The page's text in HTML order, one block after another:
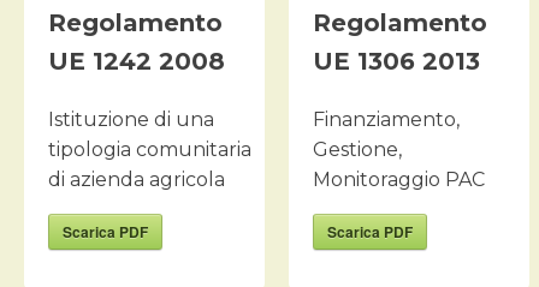
Regolamento
UE 1242 2008
Istituzione di una
tipologia comunitaria
di azienda agricola
Scarica PDF
Regolamento
UE 1306 2013
Finanziamento,
Gestione,
Monitoraggio PAC
Scarica PDF